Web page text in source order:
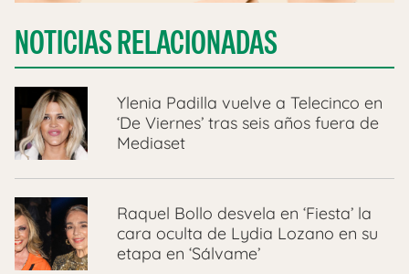
NOTICIAS RELACIONADAS
Ylenia Padilla vuelve a Telecinco en
‘De Viernes’ tras seis años fuera de
Mediaset
Raquel Bollo desvela en ‘Fiesta’ la
cara oculta de Lydia Lozano en su
etapa en ‘Sálvame’